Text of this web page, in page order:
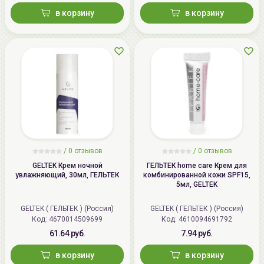
в корзину в корзину
/ 0 отзывов
GELTEK Крем ночной
увлажняющий, 30мл, ГЕЛЬТЕК
GELTEK ( ГЕЛЬТЕК ) (Россия)
Код: 4670014509699
61.64 руб.
в корзину
/ 0 отзывов
ГЕЛЬТЕК home care Крем для
комбинированной кожи SPF15,
5мл, GELTEK
GELTEK ( ГЕЛЬТЕК ) (Россия)
Код: 4610094691792
7.94 руб.
в корзину